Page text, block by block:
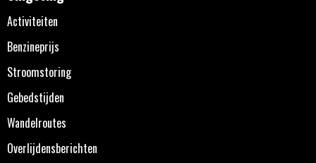
Activiteiten
Benzineprijs
Stroomstoring
Gebedstijden
Wandelroutes
Overlijdensberichten